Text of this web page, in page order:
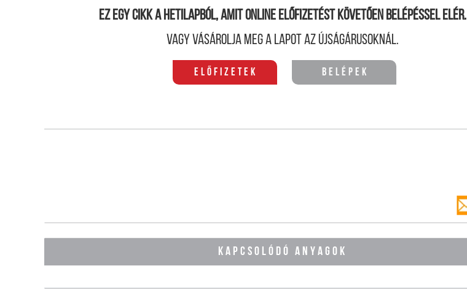
Ez egy cikk a hetilapból, amit online előfizetést követően belépéssel elér.
Vagy vásárolja meg a lapot az újságárusoknál.
Előfizetek Belépek
KAPCSOLÓDÓ ANYAGOK